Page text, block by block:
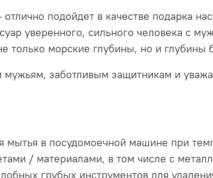
подойдет в качестве подарка
уверенного, сильного человека с
только морские глубины, но и глубины
заботливым защитникам и
мытья в посудомоечной машине при
/ материалами, в том числе с
грубых инструментов для